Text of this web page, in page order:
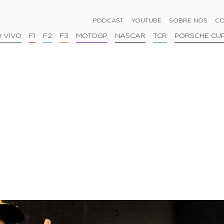
PODCAST YOUTUBE SOBRE NÓS
VIVO F1 F2 F3 MOTOGP NASCAR TCR PORSCHE